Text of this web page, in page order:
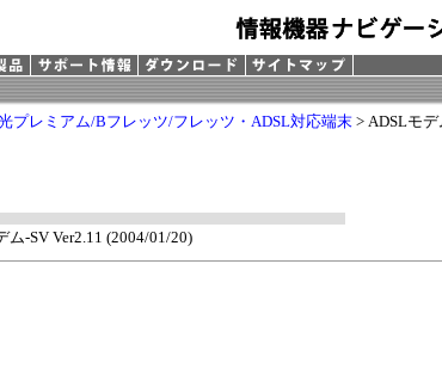
プレミアム/Bフレッツ/フレッツ・ADSL対応端末 > ADSLモデ
ム-SV Ver2.11 (2004/01/20)